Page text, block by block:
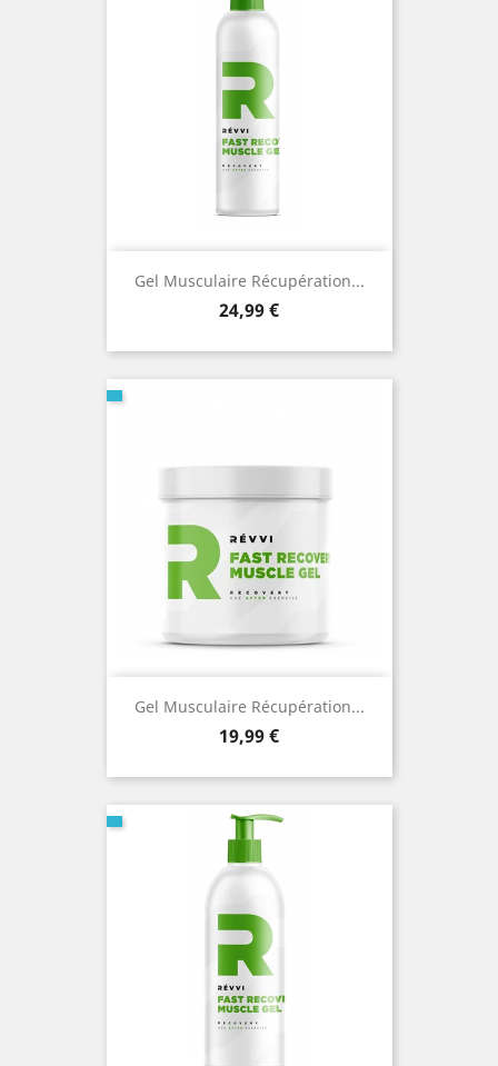
Gel Musculaire Récupération...
Prix
24,99 €
Gel Musculaire Récupération...
Prix
19,99 €